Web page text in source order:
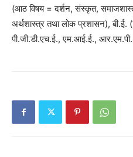
(आठ विषय = दर्शन, संस्कृत,
अर्थशास्त्र तथा लोक प्रशासन), बी.ई.
पी.जी.डी.एच.ई., एम.आई.ई.,